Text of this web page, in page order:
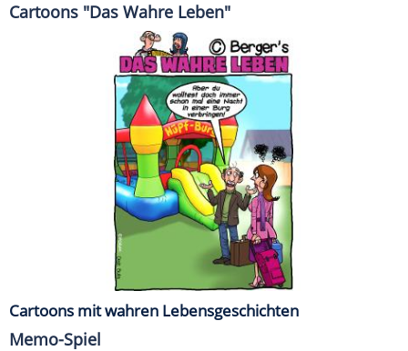
Cartoons "Das Wahre Leben"
Cartoons mit wahren Lebensgeschichten
Memo-Spiel